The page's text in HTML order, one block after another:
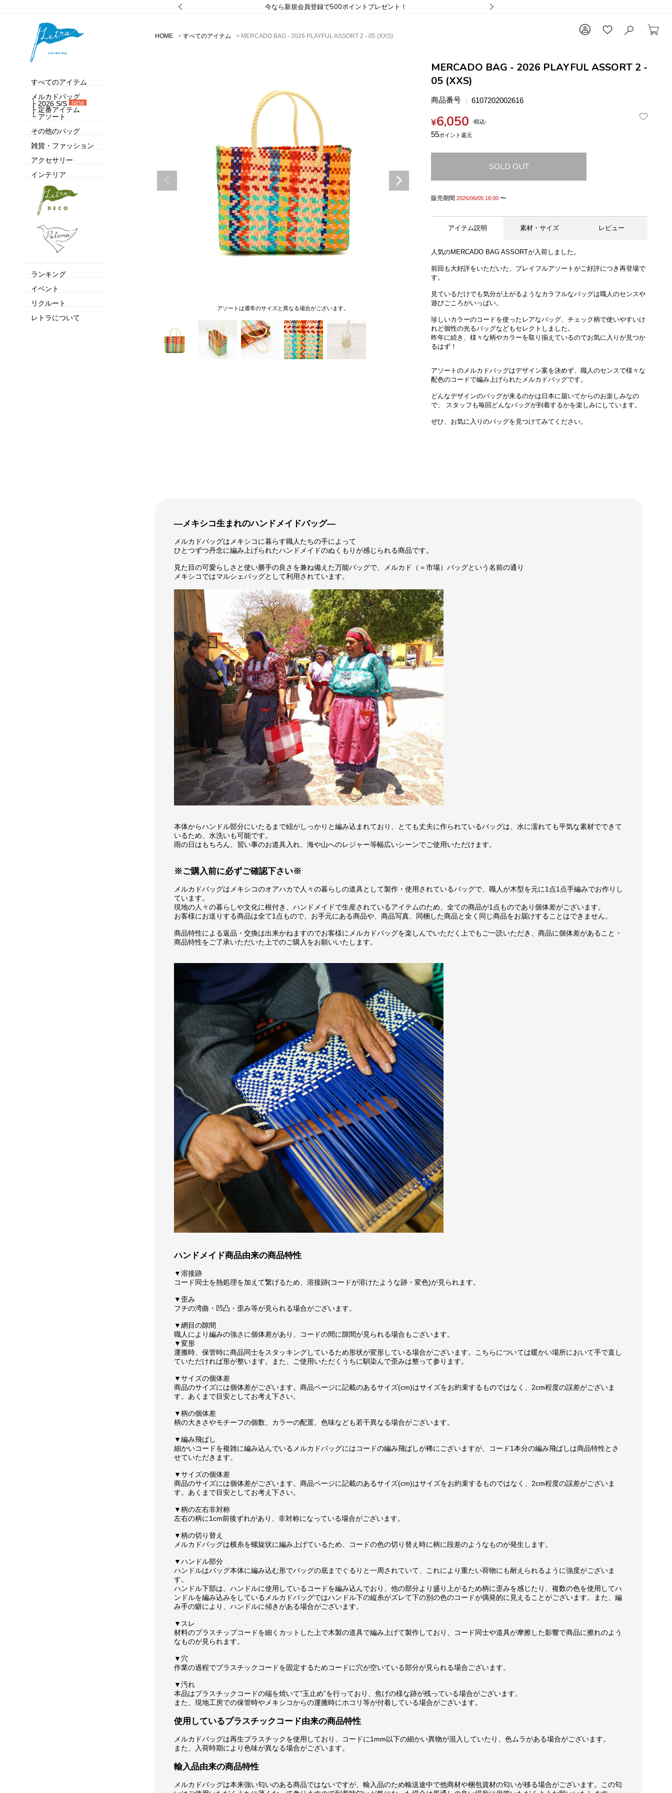
今なら新規会員登録で500ポイントプレゼント！
すべてのアイテム
メルカドバッグ
├ 2026 S/S
NEW
├ 定番アイテム
└ アソート
その他のバッグ
雑貨・ファッション
アクセサリー
インテリア
ランキング
イベント
リクルート
レトラについて
HOME すべてのアイテム MERCADO BAG - 2026 PLAYFUL ASSORT 2 - 05 (XXS)
アソートは通常のサイズと異なる場合がございます。 アソートは通常のサイズと異なる場合がございます。
MERCADO BAG - 2026 PLAYFUL ASSORT 2 -
05 (XXS)
商品番号 6107202002616
¥6,050 税込
55
SOLD OUT
販売期間 2026/06/05 18:00 〜
アイテム説明 素材・サイズ レビュー
人気のMERCADO BAG ASSORTが入荷しました。
前回も大好評をいただいた、プレイフルアソートがご好評につき再登場で
す。
見ているだけでも気分が上がるようなカラフルなバッグは職人のセンスや
遊びごころがいっぱい。
珍しいカラーのコードを使ったレアなバッグ、チェック柄で使いやすいけ
れど個性の光るバッグなどもセレクトしました。
昨年に続き、様々な柄やカラーを取り揃えているのでお気に入りが見つか
るはず！
アソートのメルカドバッグはデザイン案を決めず、職人のセンスで様々な
配色のコードで編み上げられたメルカドバッグです。
どんなデザインのバッグが来るのかは日本に届いてからのお楽しみなの
で、 スタッフも毎回どんなバッグが到着するかを楽しみにしています。
ぜひ、お気に入りのバッグを見つけてみてください。
―メキシコ生まれのハンドメイドバッグ―
メルカドバッグはメキシコに暮らす職人たちの手によって
ひとつずつ丹念に編み上げられたハンドメイドのぬくもりが感じられる商品です。
見た目の可愛らしさと使い勝手の良さを兼ね備えた万能バッグで、メルカド（＝市場）バッグという名前の通り
メキシコではマルシェバッグとして利用されています。
本体からハンドル部分にいたるまで紐がしっかりと編み込まれており、とても丈夫に作られているバッグは、水に濡れても平気な素材でできて
いるため、水洗いも可能です。
雨の日はもちろん、習い事のお道具入れ、海や山へのレジャー等幅広いシーンでご使用いただけます。
※ご購入前に必ずご確認下さい※
メルカドバッグはメキシコのオアハカで人々の暮らしの道具として製作・使用されているバッグで、職人が木型を元に1点1点手編みでお作りし
ています。
現地の人々の暮らしや文化に根付き、ハンドメイドで生産されているアイテムのため、全ての商品が1点ものであり個体差がございます。
お客様にお送りする商品は全て1点もので、お手元にある商品や、商品写真、同梱した商品と全く同じ商品をお届けすることはできません。
商品特性による返品・交換は出来かねますのでお客様にメルカドバッグを楽しんでいただく上でもご一読いただき、商品に個体差があること・
商品特性をご了承いただいた上でのご購入をお願いいたします。
ハンドメイド商品由来の商品特性
▼溶接跡
コード同士を熱処理を加えて繋げるため、溶接跡(コードが溶けたような跡・変色)が見られます。
▼歪み
フチの湾曲・凹凸・歪み等が見られる場合がございます。
▼網目の隙間
職人により編みの強さに個体差があり、コードの間に隙間が見られる場合もございます。
▼変形
運搬時、保管時に商品同士をスタッキングしているため形状が変形している場合がございます。こちらについては暖かい場所において手で直し
ていただければ形が整います。また、ご使用いただくうちに馴染んで歪みは整って参ります。
▼サイズの個体差
商品のサイズには個体差がございます。商品ページに記載のあるサイズ(cm)はサイズをお約束するものではなく、2cm程度の誤差がございま
す。あくまで目安としてお考え下さい。
▼柄の個体差
柄の大きさやモチーフの個数、カラーの配置、色味なども若干異なる場合がございます。
▼編み飛ばし
細かいコードを複雑に編み込んでいるメルカドバッグにはコードの編み飛ばしが稀にございますが、コード1本分の編み飛ばしは商品特性とさ
せていただきます。
▼サイズの個体差
商品のサイズには個体差がございます。商品ページに記載のあるサイズ(cm)はサイズをお約束するものではなく、2cm程度の誤差がございま
す。あくまで目安としてお考え下さい。
▼柄の左右非対称
左右の柄に1cm前後ずれがあり、非対称になっている場合がございます。
▼柄の切り替え
メルカドバッグは横糸を螺旋状に編み上げているため、コードの色の切り替え時に柄に段差のようなものが発生します。
▼ハンドル部分
ハンドルはバッグ本体に編み込む形でバッグの底までぐるりと一周されていて、これにより重たい荷物にも耐えられるように強度がございま
す。
ハンドル下部は、ハンドルに使用しているコードを編み込んでおり、他の部分より盛り上がるため柄に歪みを感じたり、複数の色を使用してハ
ンドルを編み込みをしているメルカドバッグではハンドル下の縦糸がズレて下の別の色のコードが偶発的に見えることがございます。また、編
み手の癖により、ハンドルに傾きがある場合がございます。
▼スレ
材料のプラスチップコードを細くカットした上で木製の道具で編み上げて製作しており、コード同士や道具が摩擦した影響で商品に擦れのよう
なものが見られます。
▼穴
作業の過程でプラスチックコードを固定するためコードに穴が空いている部分が見られる場合ございます。
▼汚れ
本品はプラスチックコードの端を焼いて”玉止め”を行っており、焦げの様な跡が残っている場合がございます。
また、現地工房での保管時やメキシコからの運搬時にホコリ等が付着している場合がございます。
使用しているプラスチックコード由来の商品特性
メルカドバッグは再生プラスチックを使用しており、コードに1mm以下の細かい異物が混入していたり、色ムラがある場合がございます。
また、入荷時期により色味が異なる場合がございます。
輸入品由来の商品特性
メルカドバッグは本来強い匂いのある商品ではないですが、輸入品のため輸送途中で他商材や梱包資材の匂いが移る場合がございます。この匂